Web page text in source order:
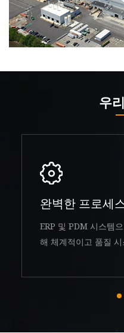
여 고객이 항상 최신 트렌
록 하고 있습니다. 우리는
우
완벽한 프로세
ERP 및 PDM 시스템
해 체계적이고 품질